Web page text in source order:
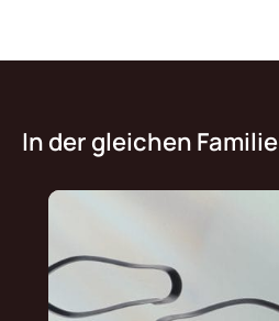
In der gleichen Familie